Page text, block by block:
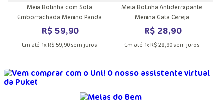
Meia Botinha com Sola
Emborrachada Menino Panda
R$ 59,90
Em até 1x R$ 59, 90sem juros
Meia Botinha Antiderrapante
Menina Gata Cereja
R$ 28,90
Em até 1x R$ 28, 90sem juros